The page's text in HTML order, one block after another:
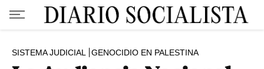
SISTEMA JUDICIAL GENOCIDIO EN PALESTINA